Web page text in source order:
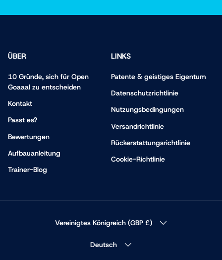
ÜBER
10 Gründe, sich für Open
Goaaal zu entscheiden
Kontakt
Passt es?
Bewertungen
Aufbauanleitung
Trainer-Blog
LINKS
Patente & geistiges Eigentum
Datenschutzrichtlinie
Nutzungsbedingungen
Versandrichtlinie
Rückerstattungsrichtlinie
Cookie-Richtlinie
LAND/REGION
Vereinigtes Königreich (GBP £)
SPRACHE
Deutsch